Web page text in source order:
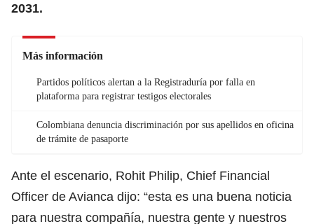
2031.
Más información
Partidos políticos alertan a la Registraduría por falla en
plataforma para registrar testigos electorales
Colombiana denuncia discriminación por sus apellidos en oficina
de trámite de pasaporte
Ante el escenario, Rohit Philip, Chief Financial
Officer de Avianca dijo: “esta es una buena noticia
para nuestra compañía, nuestra gente y nuestros